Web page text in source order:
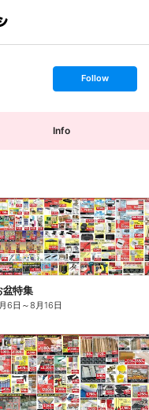
s
t
o
Follow
Info
盆特集
6日 ～8月16日